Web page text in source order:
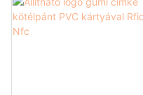
költséghatékony.
Ez lett az előnyben részesített